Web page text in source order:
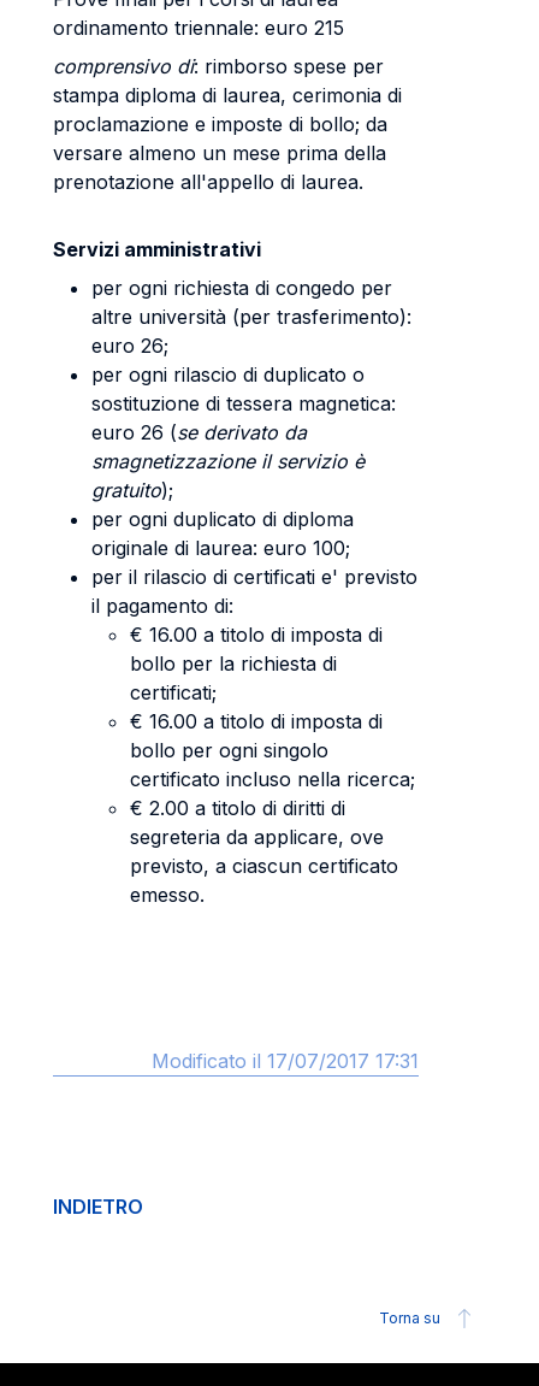
ordinamento triennale: euro 215
comprensivo di: rimborso spese per
stampa diploma di laurea, cerimonia di
proclamazione e imposte di bollo; da
versare almeno un mese prima della
prenotazione all'appello di laurea.
Servizi amministrativi
per ogni richiesta di congedo per
altre università (per trasferimento):
euro 26;
per ogni rilascio di duplicato o
sostituzione di tessera magnetica:
euro 26 (se derivato da
smagnetizzazione il servizio è
gratuito);
per ogni duplicato di diploma
originale di laurea: euro 100;
per il rilascio di certificati e' previsto
il pagamento di:
€ 16.00 a titolo di imposta di
bollo per la richiesta di
certificati;
€ 16.00 a titolo di imposta di
bollo per ogni singolo
certificato incluso nella ricerca;
€ 2.00 a titolo di diritti di
segreteria da applicare, ove
previsto, a ciascun certificato
emesso.
Modificato il 17/07/2017 17:31
INDIETRO
Torna su